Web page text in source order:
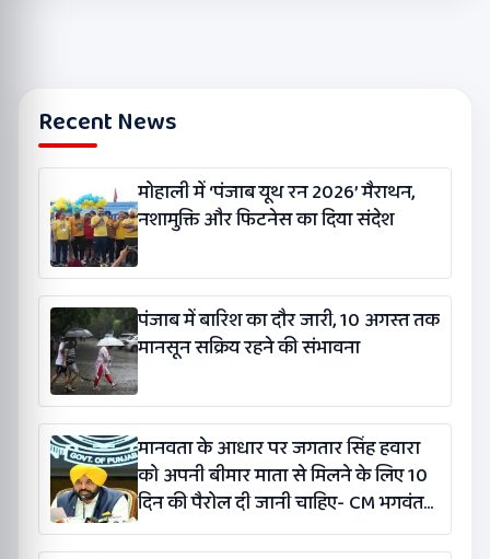
Recent News
मोहाली में ‘पंजाब यूथ रन 2026’ मैराथन,
नशामुक्ति और फिटनेस का दिया संदेश
पंजाब में बारिश का दौर जारी, 10 अगस्त तक
मानसून सक्रिय रहने की संभावना
मानवता के आधार पर जगतार सिंह हवारा
को अपनी बीमार माता से मिलने के लिए 10
दिन की पैरोल दी जानी चाहिए- CM भगवंत
सिंह मान